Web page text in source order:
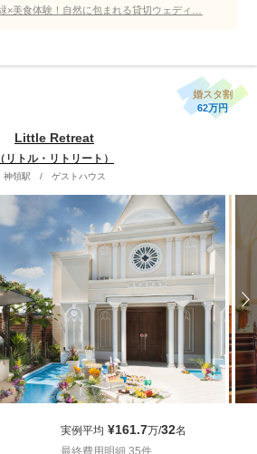
婚スタ割
62万円
Little Retreat
（リトル・リトリート）
神領駅 / ゲストハウス
実例平均 ¥161.7万/32名
最終費用明細 35件